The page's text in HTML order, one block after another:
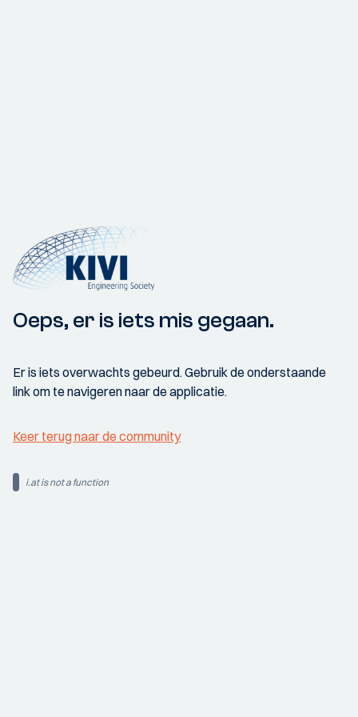
Oeps, er is iets mis gegaan.
Er is iets overwachts gebeurd. Gebruik de onderstaande
link om te navigeren naar de applicatie.
Keer terug naar de community
i.at is not a function